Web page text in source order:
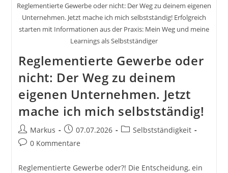
Reglementierte Gewerbe oder nicht: Der Weg zu deinem eigenen
Unternehmen. Jetzt mache ich mich selbstständig! Erfolgreich
starten mit Informationen aus der Praxis: Mein Weg und meine
Learnings als Selbstständiger
Reglementierte Gewerbe oder
nicht: Der Weg zu deinem
eigenen Unternehmen. Jetzt
mache ich mich selbstständig!
Beitrags-
Autor:
Markus
Beitrag
veröffentlicht:
07.07.2026
Beitrags-
Selbstständigkeit
Beitrags-
0 Kommentare
Reglementierte Gewerbe oder?! Die Entscheidung, ein